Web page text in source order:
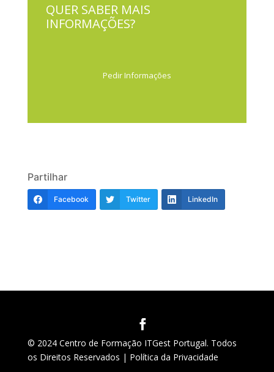
QUER SABER MAIS
INFORMAÇÕES?
Pedir Informações
Partilhar
Facebook Twitter LinkedIn
© 2024 Centro de Formação ITGest Portugal. Todos
os Direitos Reservados | Política da Privacidade